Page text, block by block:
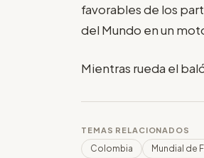
favorables de los
del Mundo en un
Mientras rueda el
TEMAS RELACIONADOS
Colombia Mundial de